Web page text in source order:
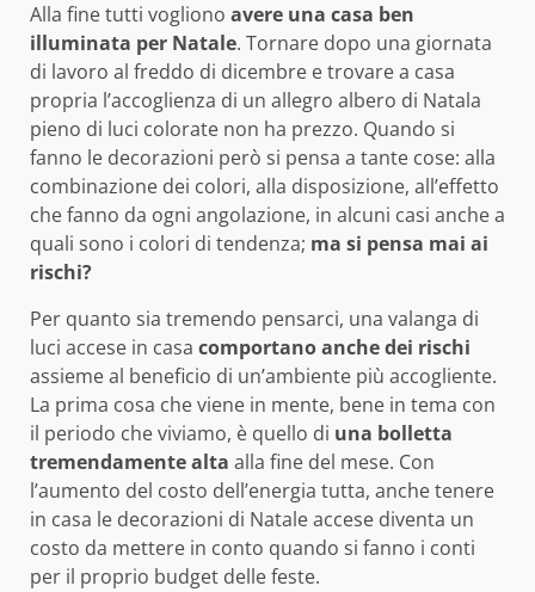
Alla fine tutti vogliono avere una casa ben
illuminata per Natale. Tornare dopo una giornata
di lavoro al freddo di dicembre e trovare a casa
propria l’accoglienza di un allegro albero di Natala
pieno di luci colorate non ha prezzo. Quando si
fanno le decorazioni però si pensa a tante cose: alla
combinazione dei colori, alla disposizione, all’effetto
che fanno da ogni angolazione, in alcuni casi anche a
quali sono i colori di tendenza; ma si pensa mai ai
rischi?
Per quanto sia tremendo pensarci, una valanga di
luci accese in casa comportano anche dei rischi
assieme al beneficio di un’ambiente più accogliente.
La prima cosa che viene in mente, bene in tema con
il periodo che viviamo, è quello di una bolletta
tremendamente alta alla fine del mese. Con
l’aumento del costo dell’energia tutta, anche tenere
in casa le decorazioni di Natale accese diventa un
costo da mettere in conto quando si fanno i conti
per il proprio budget delle feste.